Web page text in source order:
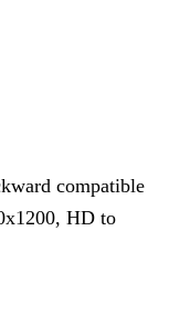
compatible
HD to